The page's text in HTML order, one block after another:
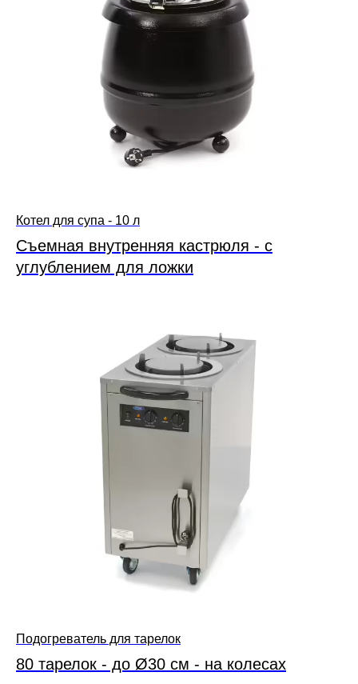
Котел для супа - 10 л
Съемная внутренняя кастрюля - с
углублением для ложки
Подогреватель для тарелок
80 тарелок - до Ø30 см - на колесах